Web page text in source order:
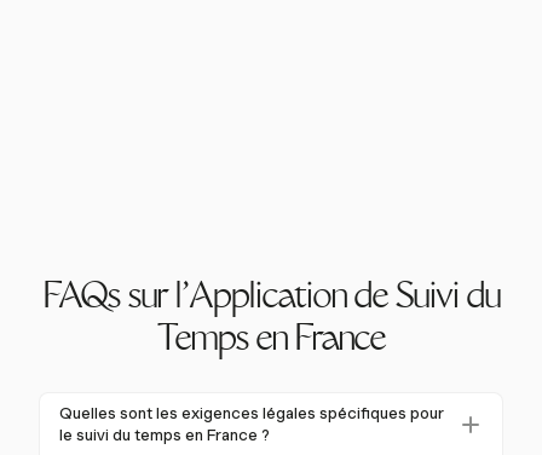
FAQs sur l'Application de Suivi du
Temps en France
Quelles sont les exigences légales spécifiques pour
le suivi du temps en France ?